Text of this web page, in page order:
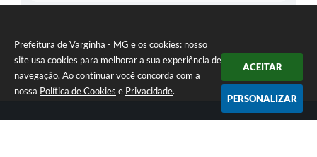
Prefeitura de Varginha - MG e os cookies: nosso
site usa cookies para melhorar a sua experiência de
navegação. Ao continuar você concorda com a
nossa Política de Cookies e Privacidade.
ACEITAR
PERSONALIZAR